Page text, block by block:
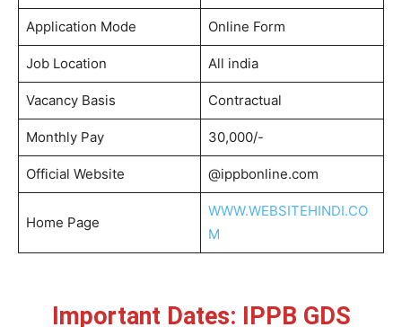
Application Mode Online Form
Job Location All india
Vacancy Basis Contractual
Monthly Pay 30,000/-
Official Website @ippbonline.com
Home Page
WWW.WEBSITEHINDI.CO
M
Important Dates: IPPB GDS